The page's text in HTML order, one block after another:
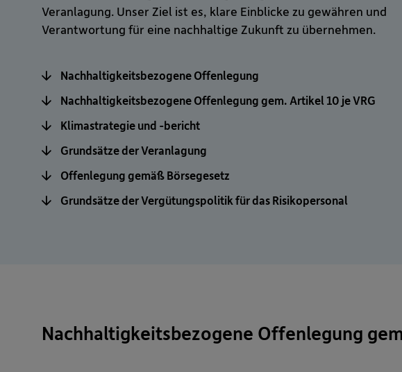
Veranlagung. Unser Ziel ist es, klare Einblicke zu gewähren und
Verantwortung für eine nachhaltige Zukunft zu übernehmen.
Nachhaltigkeitsbezogene Offenlegung
Nachhaltigkeitsbezogene Offenlegung gem. Artikel 10 je VRG
Klimastrategie und -bericht
Grundsätze der Veranlagung
Offenlegung gemäß Börsegesetz
Grundsätze der Vergütungspolitik für das Risikopersonal
Nachhaltigkeitsbezogene Offenlegung